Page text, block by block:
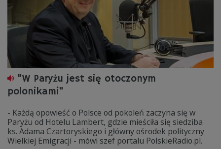
"W Paryżu jest się otoczonym
polonikami"
- Każdą opowieść o Polsce od pokoleń zaczyna się w
Paryżu od Hotelu Lambert, gdzie mieściła się siedziba
ks. Adama Czartoryskiego i główny ośrodek polityczny
Wielkiej Emigracji - mówi szef portalu PolskieRadio.pl.